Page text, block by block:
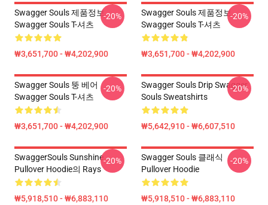
Swagger Souls 제품정보
Swagger Souls T-셔츠
₩3,651,700 - ₩4,202,900
-20%
Swagger Souls 제품정보
Swagger Souls T-셔츠
₩3,651,700 - ₩4,202,900
-20%
Swagger Souls 뚱 베어
Swagger Souls T-셔츠
₩3,651,700 - ₩4,202,900
-20%
Swagger Souls Drip Swagger
Souls Sweatshirts
₩5,642,910 - ₩6,607,510
-20%
SwaggerSouls Sunshine
Pullover Hoodie의 Rays
₩5,918,510 - ₩6,883,110
-20%
Swagger Souls 클래식
Pullover Hoodie
₩5,918,510 - ₩6,883,110
-20%